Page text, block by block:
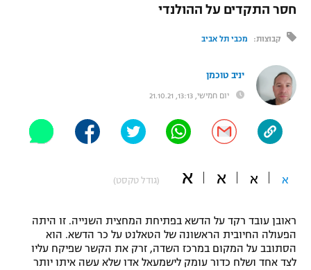
ברחבה
"מחצית בשכונה" – פודקאסט
תקנון עבור פעילות אלקטרה
תקנון עבור פעילות ספורט 1 – "מרלן"
גיימינג E-Sports
ליגה ברזילאית
ליגות נוספות
ספורט אולימפי
היאבקות WWE
ספורט מוטורי
כדורמים
פוטבול אמריקאי NFL
בייסבול MLB
חסר התקדים על ההולנדי
קבוצות: מכבי תל אביב
יניב טוכמן
יום חמישי, 13:13, 21.10.21
א א א א (גודל טקסט)
ראובן עובד רקד על הדשא בפתיחת המחצית השנייה. זו היתה
הפעולה החיובית הראשונה של הטאלנט על כר הדשא. הוא
הסתובב על המקום במרכז השדה, זרק את הקשר שפיקח עליו
לצד אחד ושלח כדור עומק לישמעאל אדו שלא עשה איתו יותר